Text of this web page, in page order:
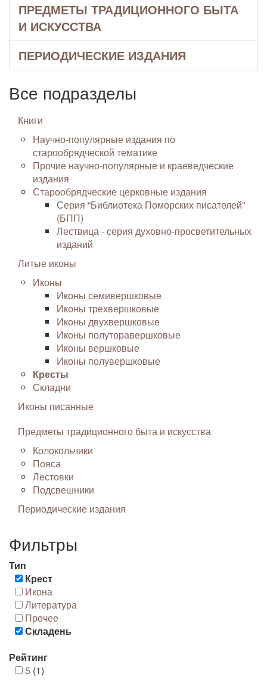
ПРЕДМЕТЫ ТРАДИЦИОННОГО БЫТА
И ИСКУССТВА
ПЕРИОДИЧЕСКИЕ ИЗДАНИЯ
Все подразделы
Книги
Научно-популярные издания по
старообрядческой тематике
Прочие научно-популярные и краеведческие
издания
Старообрядческие церковные издания
Серия “Библиотека Поморских писателей”
(БПП)
Лествица - серия духовно-просветительных
изданий
Литые иконы
Иконы
Иконы семивершковые
Иконы трехвершковые
Иконы двухвершковые
Иконы полуторавершковые
Иконы вершковые
Иконы полувершковые
Кресты
Складни
Иконы писанные
Предметы традиционного быта и искусства
Колокольчики
Пояса
Лестовки
Подсвешники
Периодические издания
Фильтры
Тип
Крест
Икона
Литература
Прочее
Складень
Рейтинг
5 (1)